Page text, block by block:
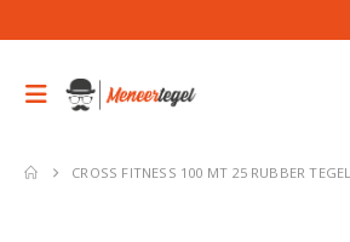
CROSS FITNESS 100 MT 25 RUBBER